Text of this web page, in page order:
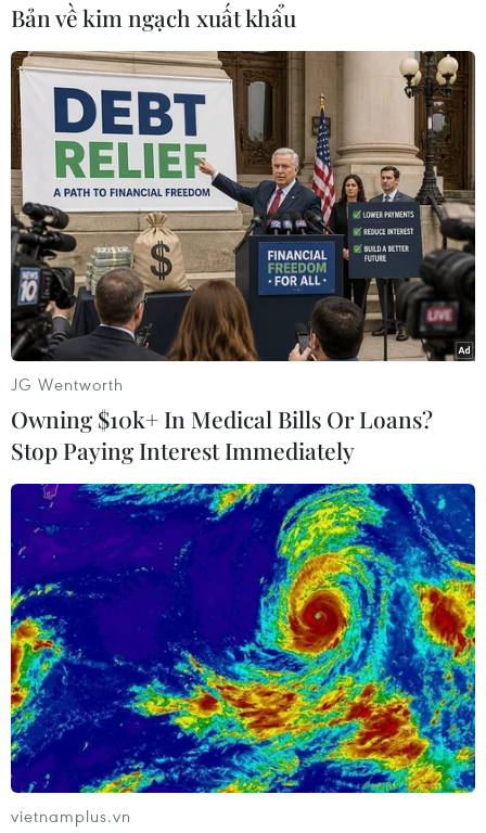
Play
Video
Huy Khánh
(Vietnam+)
#World Cup 2022 #Tuyển Australia
#Tuyển Peru
#Andrew Redmayne
#Luân lưu Australia
Bản về kim ngạch xuất khẩu
JG Wentworth
Owning $10k+ In Medical Bills Or Loans?
Stop Paying Interest Immediately
vietnamplus.vn